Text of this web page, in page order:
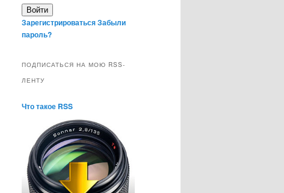
Войти
ЗарегистрироватьсяЗабыли
пароль?
ПОДПИСАТЬСЯ НА МОЮ RSS-
ЛЕНТУ
Что такое RSS